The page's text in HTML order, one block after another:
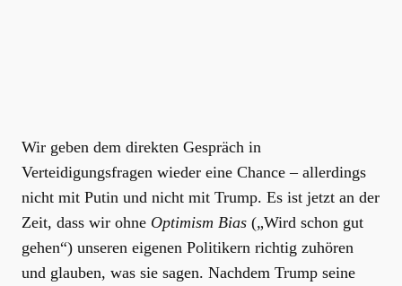
Wir geben dem direkten Gespräch in
Verteidigungsfragen wieder eine Chance – allerdings
nicht mit Putin und nicht mit Trump. Es ist jetzt an der
Zeit, dass wir ohne Optimism Bias („Wird schon gut
gehen“) unseren eigenen Politikern richtig zuhören
und glauben, was sie sagen. Nachdem Trump seine